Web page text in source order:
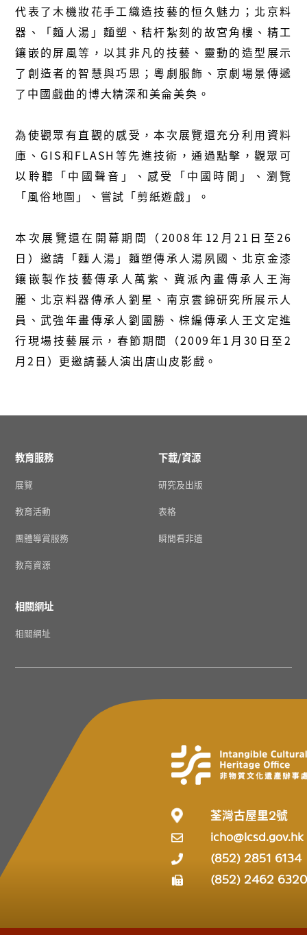
代表了木機妝花手工織造技藝的恒久魅力；北京料
器、「麵人湯」麵塑、秸杆紮刻的故宮角樓、精工
鑲嵌的屏風等，以其非凡的技藝、靈動的造型展示
了創造者的智慧與巧思；粵劇服飾、京劇場景傳遞
了中國戲曲的博大精深和美侖美奐。
為使觀眾有直觀的感受，本次展覽還充分利用資料
庫、GIS和FLASH等先進技術，通過點擊，觀眾可
以聆聽「中國聲音」、感受「中國時間」、瀏覽
「風俗地圖」、嘗試「剪紙遊戲」。
本次展覽還在開幕期間（2008年12月21日至26
日）邀請「麵人湯」麵塑傳承人湯夙國、北京金漆
鑲嵌製作技藝傳承人萬紫、冀派內畫傳承人王海
麗、北京料器傳承人劉星、南京雲錦研究所展示人
員、武強年畫傳承人劉國勝、棕編傳承人王文定進
行現場技藝展示，春節期間（2009年1月30日至2
月2日）更邀請藝人演出唐山皮影戲。
教育服務
展覽
教育活動
團體導賞服務
教育資源
下載/資源
研究及出版
表格
瞬間看非遺
相關網址
相關網址
荃灣古屋里2號
icho@lcsd.gov.hk
(852) 2851 6134
(852) 2462